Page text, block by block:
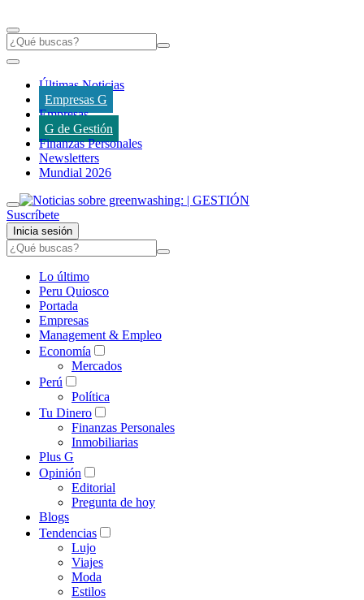
Últimas Noticias
Empresas G
Empresas
G de Gestión
Finanzas Personales
Newsletters
Mundial 2026
Suscríbete
Inicia sesión
Lo último
Peru Quiosco
Portada
Empresas
Management & Empleo
Economía
Mercados
Perú
Política
Tu Dinero
Finanzas Personales
Inmobiliarias
Plus G
Opinión
Editorial
Pregunta de hoy
Blogs
Tendencias
Lujo
Viajes
Moda
Estilos